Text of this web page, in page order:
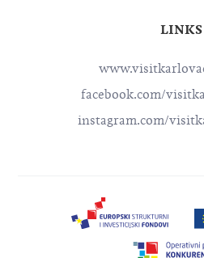
LINKS
facebook.com/
instagram.com/